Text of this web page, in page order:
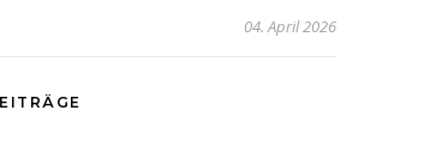
04. April 2026